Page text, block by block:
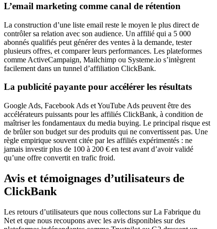
L’email marketing comme canal de rétention
La construction d’une liste email reste le moyen le plus direct de
contrôler sa relation avec son audience. Un affilié qui a 5 000
abonnés qualifiés peut générer des ventes à la demande, tester
plusieurs offres, et comparer leurs performances. Les plateformes
comme ActiveCampaign, Mailchimp ou Systeme.io s’intègrent
facilement dans un tunnel d’affiliation ClickBank.
La publicité payante pour accélérer les résultats
Google Ads, Facebook Ads et YouTube Ads peuvent être des
accélérateurs puissants pour les affiliés ClickBank, à condition de
maîtriser les fondamentaux du media buying. Le principal risque est
de brûler son budget sur des produits qui ne convertissent pas. Une
règle empirique souvent citée par les affiliés expérimentés : ne
jamais investir plus de 100 à 200 € en test avant d’avoir validé
qu’une offre convertit en trafic froid.
Avis et témoignages d’utilisateurs de
ClickBank
Les retours d’utilisateurs que nous collectons sur La Fabrique du
Net et que nous recoupons avec les avis disponibles sur des